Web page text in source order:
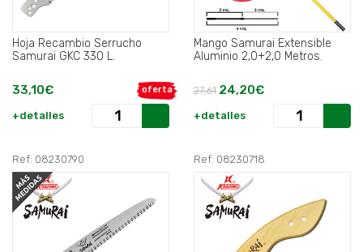
Hoja Recambio Serrucho
Samurai GKC 330 L.
oferta
33,10€
+detalles
Mango Samurai Extensible
Aluminio 2,0+2,0 Metros.
27,61 24,20€
+detalles
Ref: 08230790 Ref: 08230718